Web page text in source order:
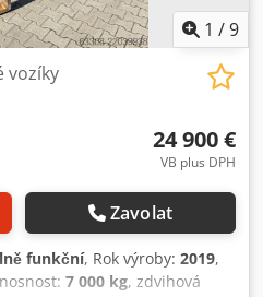
1 /9
vozíky
24 900 €
VB plus DPH
Zavolat
funkční, Rok výroby: 2019,
7 000 kg, zdvihová